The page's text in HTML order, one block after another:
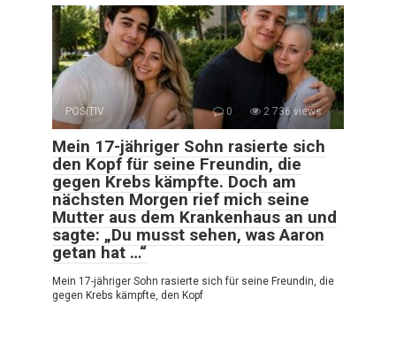
POSITIV 0 2 736 views
Mein 17-jähriger Sohn rasierte sich
den Kopf für seine Freundin, die
gegen Krebs kämpfte. Doch am
nächsten Morgen rief mich seine
Mutter aus dem Krankenhaus an und
sagte: „Du musst sehen, was Aaron
getan hat …“
Mein 17-jähriger Sohn rasierte sich für seine Freundin, die
gegen Krebs kämpfte, den Kopf